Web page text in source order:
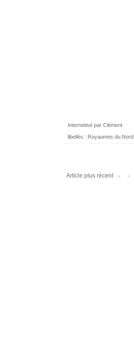
Internetisé par Clément
libellés : Royaumes du Nord
Article plus récent